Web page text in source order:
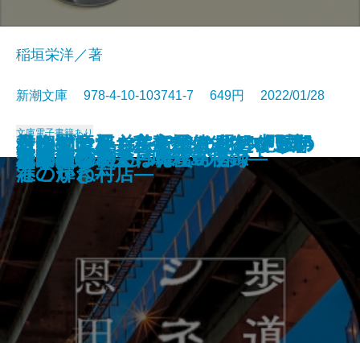
市塵〔下〕
君に勧む杯 文豪とアルケミスト
ノベライズ―case 井伏鱒二―
青銅の魔人―私立探偵 明智小五郎
―
もうすぐいなくなります―絶滅の
生物学―
同潤会代官山アパートメント
ボダ子
残りものには、過去がある
いかれころ
そのマンション、終の住処でいい
ですか？
一晩置いたカレーはなぜおいしい
のか―食材と料理のサイエンス―
稲垣栄洋／著
新潮文庫 978-4-10-103741-7 649円 2022/01/28
文庫電子書籍あり
歩道橋シネマ
決闘の辻
じじばばのるつぼ
冤罪法廷〔上〕
冤罪法廷〔下〕
コンビニ兄弟2―テンダネス門司
港こがね村店―
巫女島の殺人―呪殺島秘録―
この橋をわたって
根っこと翼―美智子さまという存
在の輝き―
あなたの右手は蜂蜜の香り